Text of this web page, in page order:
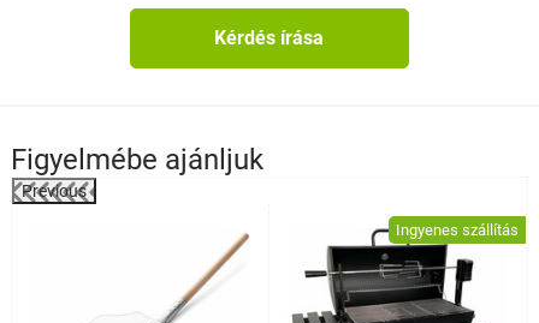
Kérdés írása
Figyelmébe ajánljuk
Previous
Ingyenes szállítás